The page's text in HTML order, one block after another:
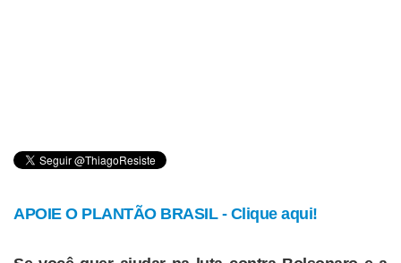
APOIE O PLANTÃO BRASIL - Clique aqui!